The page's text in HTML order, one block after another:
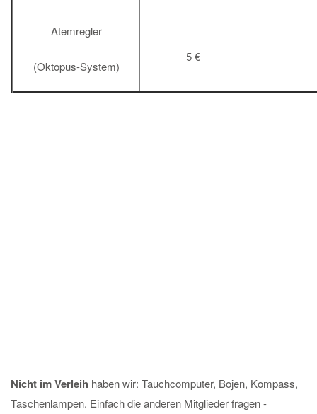
Atemregler
(Oktopus-System)
5 €
Nicht im Verleih haben wir: Tauchcomputer, Bojen, Kompass,
Taschenlampen. Einfach die anderen Mitglieder fragen -